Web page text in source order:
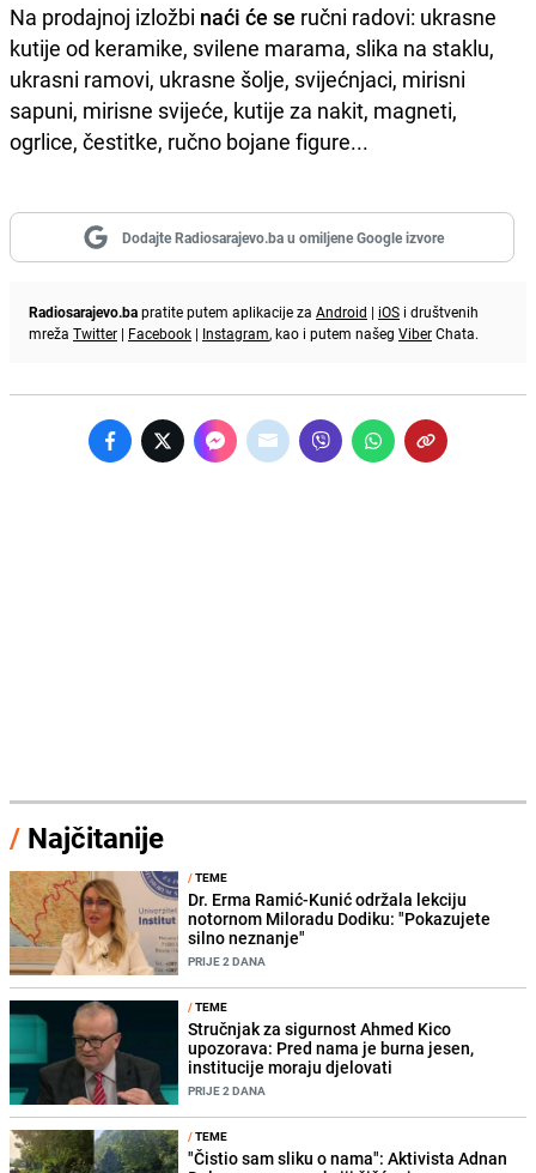
Na prodajnoj izložbi naći će se ručni radovi: ukrasne
kutije od keramike, svilene marama, slika na staklu,
ukrasni ramovi, ukrasne šolje, svijećnjaci, mirisni
sapuni, mirisne svijeće, kutije za nakit, magneti,
ogrlice, čestitke, ručno bojane figure...
Dodajte Radiosarajevo.ba u omiljene Google izvore
Radiosarajevo.bapratite putem aplikacije za Android | iOS i društvenih
mreža Twitter | Facebook | Instagram, kao i putem našeg ViberChata.
/ Najčitanije
/TEME
Dr. Erma Ramić-Kunić održala lekciju
notornom Miloradu Dodiku: "Pokazujete
silno neznanje"
PRIJE 2 DANA
/TEME
Stručnjak za sigurnost Ahmed Kico
upozorava: Pred nama je burna jesen,
institucije moraju djelovati
PRIJE 2 DANA
/TEME
"Čistio sam sliku o nama": Aktivista Adnan